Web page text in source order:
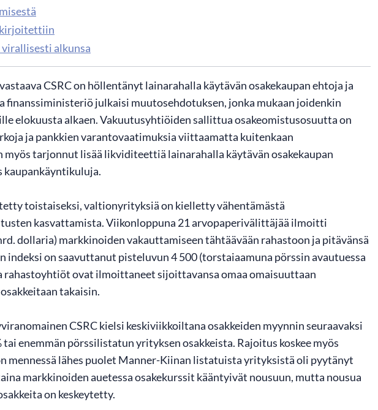
alkunsa
CSRC on höllentänyt lainarahalla käytävän osakekaupan ehtoja ja
julkaisi muutosehdotuksen, jonka mukaan joidenkin
elokuusta alkaen. Vakuutusyhtiöiden sallittua osakeomistusosuutta on
ja pankkien varantovaatimuksia viittaamatta kuitenkaan
tarjonnut lisää likviditeettiä lainarahalla käytävän osakekaupan
kaupankäyntikuluja.
toistaiseksi, valtionyrityksiä on kielletty vähentämästä
kasvattamista. Viikonloppuna 21 arvopaperivälittäjää ilmoitti
dollaria) markkinoiden vakauttamiseen tähtäävään rahastoon ja pitävänsä
indeksi on saavuttanut pisteluvun 4 500 (torstaiaamuna pörssin avautuessa
rahastoyhtiöt ovat ilmoittaneet sijoittavansa omaa omaisuuttaan
takaisin.
CSRC kielsi keskiviikkoiltana osakkeiden myynnin seuraavaksi
enemmän pörssilistatun yrityksen osakkeista. Rajoitus koskee myös
lähes puolet Manner-Kiinan listatuista yrityksistä oli pyytänyt
markkinoiden auetessa osakekurssit kääntyivät nousuun, mutta nousua
on keskeytetty.